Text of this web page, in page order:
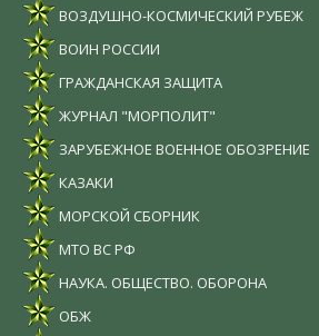
ВОЗДУШНО-КОСМИЧЕСКИЙ РУБЕЖ
ВОИН РОССИИ
ГРАЖДАНСКАЯ ЗАЩИТА
ЖУРНАЛ "МОРПОЛИТ"
ЗАРУБЕЖНОЕ ВОЕННОЕ ОБОЗРЕНИЕ
КАЗАКИ
МОРСКОЙ СБОРНИК
МТО ВС РФ
НАУКА. ОБЩЕСТВО. ОБОРОНА
ОБЖ